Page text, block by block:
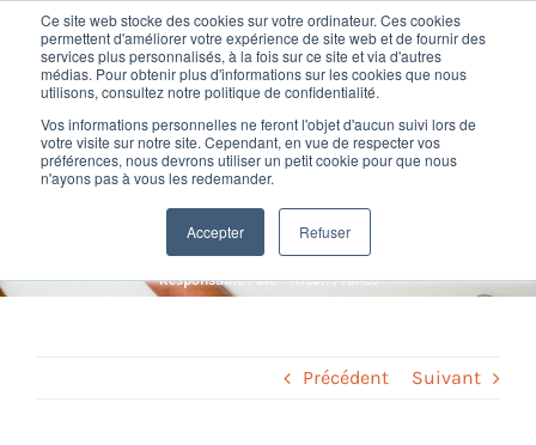
Ce site web stocke des cookies sur votre ordinateur. Ces cookies
permettent d'améliorer votre expérience de site web et de fournir des
services plus personnalisés, à la fois sur ce site et via d'autres
médias. Pour obtenir plus d'informations sur les cookies que nous
utilisons, consultez notre politique de confidentialité.
Vos informations personnelles ne feront l'objet d'aucun suivi lors de
votre visite sur notre site. Cependant, en vue de respecter vos
préférences, nous devrons utiliser un petit cookie pour que nous
n'ayons pas à vous les redemander.
Accepter Refuser
Passer
contenu
Nos offres
Formation
Nos clients
Fortify
Témoignage – Elisabeth
Renolleau, Responsable Paie
– Ricoh France
Témoignages»Témoignage – Elisabeth Renolleau,
Responsable Paie – Ricoh France
Précédent Suivant